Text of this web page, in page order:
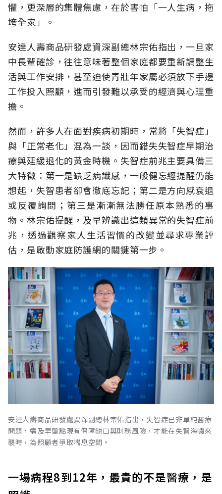
懼，更深層的集體焦慮，在於害怕「一人生病，拖
垮全家」。
安達人壽商品研發處資深副總林宗佑指出，一旦家
中長輩確診，往往意味著整個家庭都要重新調整生
活與工作安排，甚至迫使青壯年家屬必須放下手邊
工作投入照顧，進而引發難以承受的經濟與心理重
擔。
然而，許多人在面對疾病初期時，常將「失智症」
與「正常老化」混為一談，因而錯失失智症早期治
療與延緩退化的黃金時機。失智症前兆主要具備三
大特徵：第一是缺乏病識感，一般健忘經提醒仍能
想起，失智患者卻會徹底忘記；第二是方向感衰退
或反覆詢問；第三是漸漸無法勝任原本熟悉的事
物。林宗佑提醒，及早辨識出這類異常的失智症前
兆，透過觀察家人生活習慣的改變並尋求專業評
估，是啟動家庭防護網的關鍵第一步。
安達人壽商品研發處資深副總林宗佑指出，失智症已非單純醫療
問題，需及早盤點現有保障缺口與財務風險，才能在失智海嘯來
襲時，為照顧者爭取喘息空間。
一場病程8到12年，最貴的不是醫療，是